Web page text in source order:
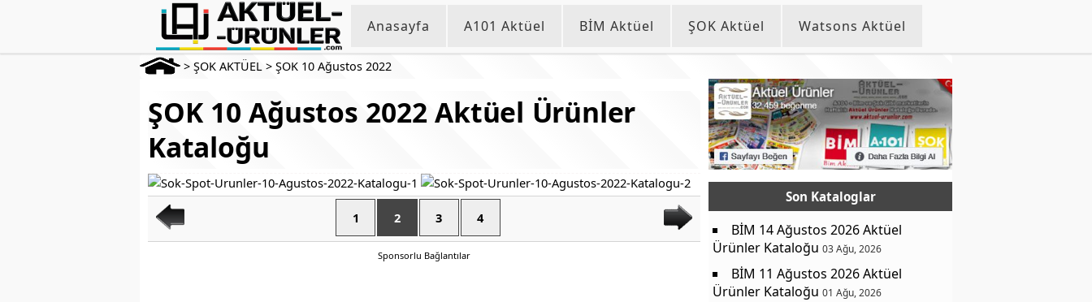
Anasayfa A101 Aktüel BİM Aktüel ŞOK Aktüel Watsons Aktüel
> ŞOK AKTÜEL > ŞOK 10 Ağustos 2022
ŞOK 10 Ağustos 2022 Aktüel Ürünler
Kataloğu
1 2 3 4
Sponsorlu Bağlantılar
Son Kataloglar
BİM 14 Ağustos 2026 Aktüel
Ürünler Kataloğu 03 Ağu, 2026
BİM 11 Ağustos 2026 Aktüel
Ürünler Kataloğu 01 Ağu, 2026